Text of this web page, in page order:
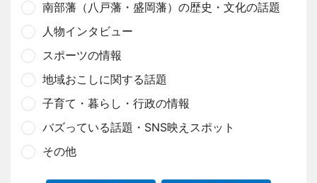
南部藩（八戸藩・盛岡藩）の歴史・文化の話題
人物インタビュー
スポーツの情報
地域おこしに関する話題
子育て・暮らし・行政の情報
バズっている話題・SNS映えスポット
その他